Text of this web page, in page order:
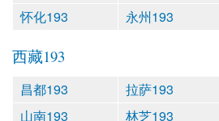
怀化193
永州193
西藏193
昌都193 拉萨193
山南193
林芝193